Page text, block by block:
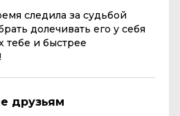
следила за судьбой
долечивать его у себя
тебе и быстрее
друзьям